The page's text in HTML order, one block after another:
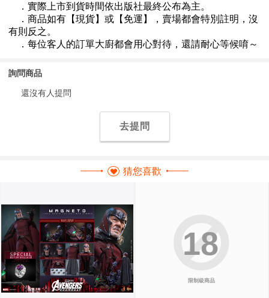
詢問商品
還沒有人提問
去提問
猜您喜歡
限制級商品
18